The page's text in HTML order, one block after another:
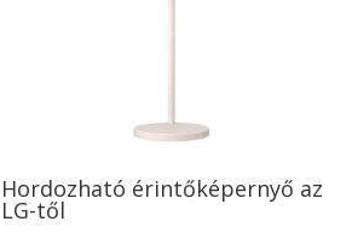
Hordozható érintőképernyő az
LG-től